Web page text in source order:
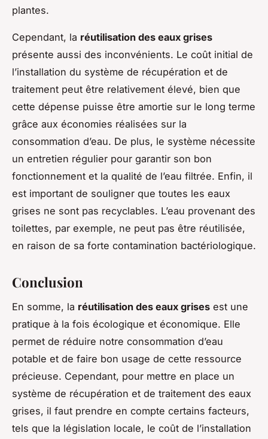
plantes.
Cependant, la réutilisation des eaux grises
présente aussi des inconvénients. Le coût initial de
l’installation du système de récupération et de
traitement peut être relativement élevé, bien que
cette dépense puisse être amortie sur le long terme
grâce aux économies réalisées sur la
consommation d’eau. De plus, le système nécessite
un entretien régulier pour garantir son bon
fonctionnement et la qualité de l’eau filtrée. Enfin, il
est important de souligner que toutes les eaux
grises ne sont pas recyclables. L’eau provenant des
toilettes, par exemple, ne peut pas être réutilisée,
en raison de sa forte contamination bactériologique.
Conclusion
En somme, la réutilisation des eaux grises est une
pratique à la fois écologique et économique. Elle
permet de réduire notre consommation d’eau
potable et de faire bon usage de cette ressource
précieuse. Cependant, pour mettre en place un
système de récupération et de traitement des eaux
grises, il faut prendre en compte certains facteurs,
tels que la législation locale, le coût de l’installation